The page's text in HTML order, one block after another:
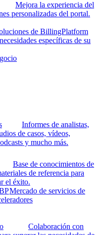
Mejora la experiencia del
personalizadas del portal.
de BillingPlatform
específicas de su
Informes de analistas,
de casos, vídeos,
y mucho más.
Base de conocimientos de
de referencia para
el éxito.
Mercado de servicios de
Colaboración con